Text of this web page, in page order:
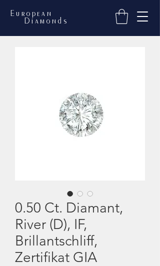
European
Diamonds
0.50 Ct. Diamant,
River (D), IF,
Brillantschliff,
Zertifikat GIA